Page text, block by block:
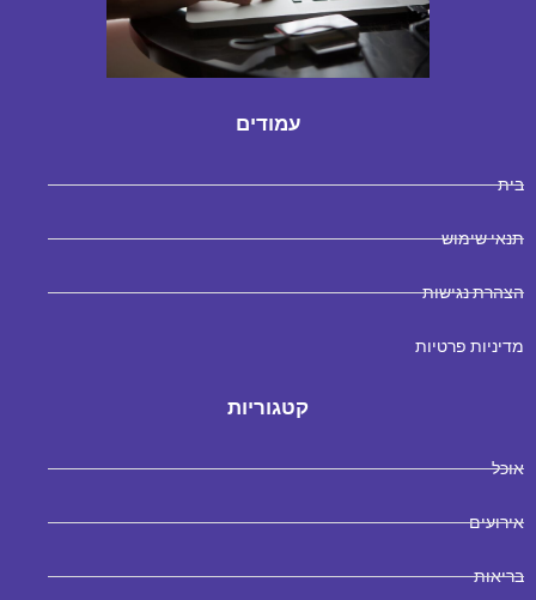
עמודים
בית
תנאי שימוש
הצהרת נגישות
מדיניות פרטיות
קטגוריות
אוכל
אירועים
בריאות